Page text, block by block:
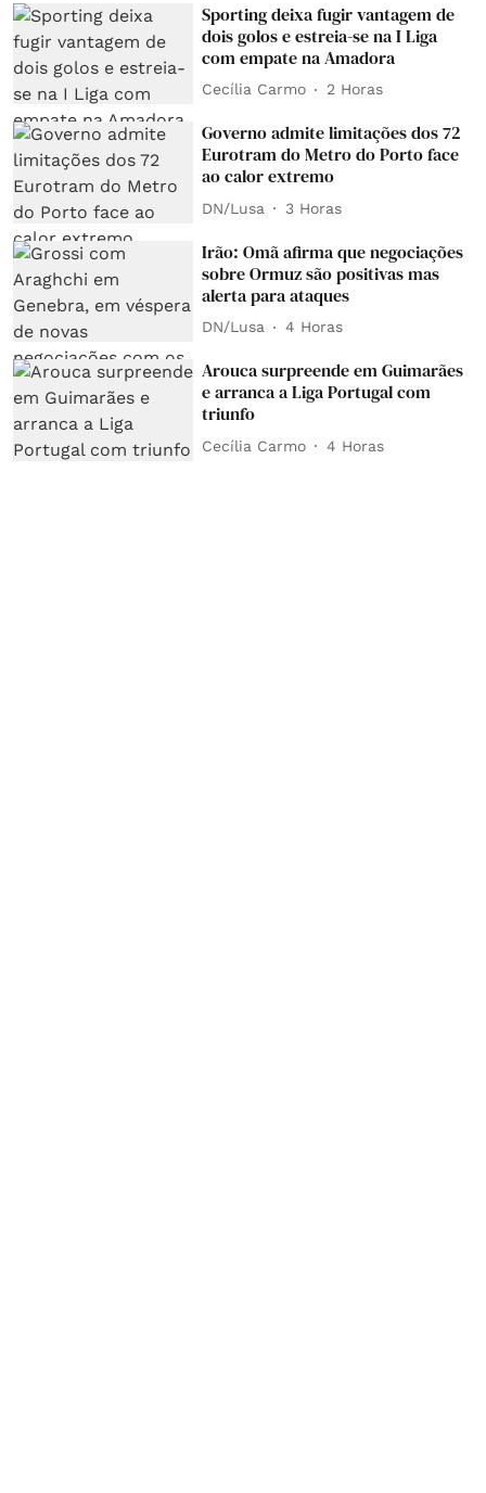
Sporting deixa fugir vantagem de
dois golos e estreia-se na I Liga
com empate na Amadora
Cecília Carmo 2 Horas
Governo admite limitações dos 72
Eurotram do Metro do Porto face
ao calor extremo
DN/Lusa 3 Horas
Irão: Omã afirma que negociações
sobre Ormuz são positivas mas
alerta para ataques
DN/Lusa 4 Horas
Arouca surpreende em Guimarães
e arranca a Liga Portugal com
triunfo
Cecília Carmo 4 Horas